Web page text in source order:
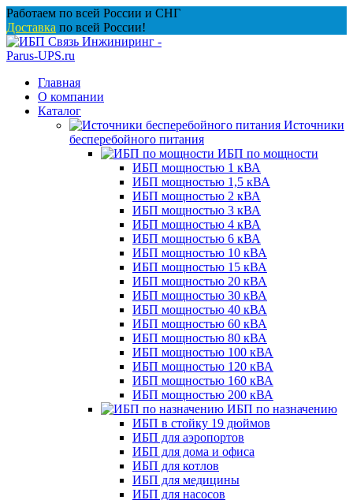
Перейти
к
содержанию
Работаем по всей России и СНГ
Доставка по всей России!
Главная
О компании
Каталог
Источники
бесперебойного питания
ИБП по мощности
ИБП мощностью 1 кВА
ИБП мощностью 1,5 кВА
ИБП мощностью 2 кВА
ИБП мощностью 3 кВА
ИБП мощностью 4 кВА
ИБП мощностью 6 кВА
ИБП мощностью 10 кВА
ИБП мощностью 15 кВА
ИБП мощностью 20 кВА
ИБП мощностью 30 кВА
ИБП мощностью 40 кВА
ИБП мощностью 60 кВА
ИБП мощностью 80 кВА
ИБП мощностью 100 кВА
ИБП мощностью 120 кВА
ИБП мощностью 160 кВА
ИБП мощностью 200 кВА
ИБП по назначению
ИБП в стойку 19 дюймов
ИБП для аэропортов
ИБП для дома и офиса
ИБП для котлов
ИБП для медицины
ИБП для насосов